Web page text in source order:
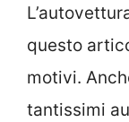
questo
motivi.
tantissimi